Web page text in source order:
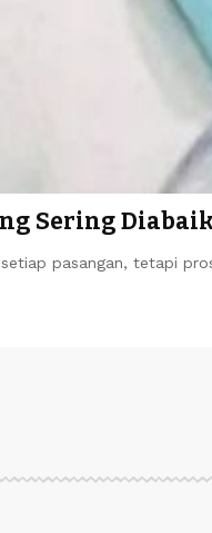
Sering
pasangan, tetapi